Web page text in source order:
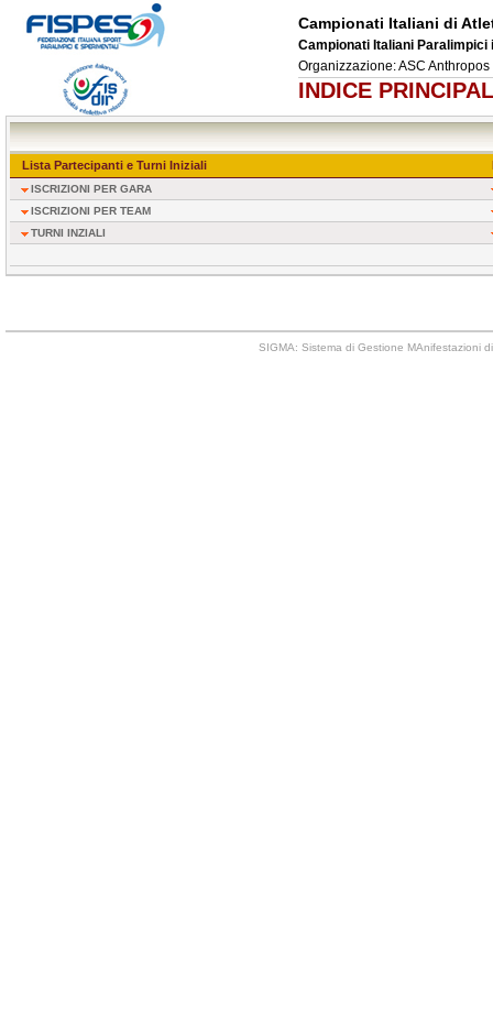
Campionati Italiani di
Campionati Italiani Paralimpici
Organizzazione: ASC
INDICE
Lista Partecipanti e Turni Iniziali
ISCRIZIONI PER GARA
ISCRIZIONI PER TEAM
TURNI INZIALI
SIGMA: Sistema di Gestione MAnifestazioni